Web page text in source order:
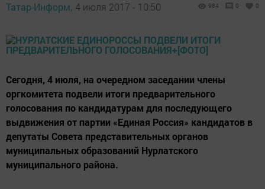
Татар-Информ, 4 июля 2017 - 10:50 984 0 0
Сегодня, 4 июля, на очередном заседании члены
оргкомитета подвели итоги предварительного
голосования по кандидатурам для последующего
выдвижения от партии «Единая Россия» кандидатов в
депутаты Совета представительных органов
муниципальных образований Нурлатского
муниципального района.